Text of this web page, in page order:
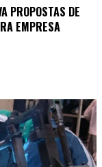
PROPOSTAS DE
EMPRESA